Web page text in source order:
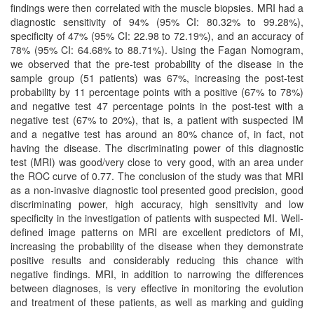
findings were then correlated with the muscle biopsies. MRI had a
diagnostic sensitivity of 94% (95% CI: 80.32% to 99.28%),
specificity of 47% (95% CI: 22.98 to 72.19%), and an accuracy of
78% (95% CI: 64.68% to 88.71%). Using the Fagan Nomogram,
we observed that the pre-test probability of the disease in the
sample group (51 patients) was 67%, increasing the post-test
probability by 11 percentage points with a positive (67% to 78%)
and negative test 47 percentage points in the post-test with a
negative test (67% to 20%), that is, a patient with suspected IM
and a negative test has around an 80% chance of, in fact, not
having the disease. The discriminating power of this diagnostic
test (MRI) was good/very close to very good, with an area under
the ROC curve of 0.77. The conclusion of the study was that MRI
as a non-invasive diagnostic tool presented good precision, good
discriminating power, high accuracy, high sensitivity and low
specificity in the investigation of patients with suspected MI. Well-
defined image patterns on MRI are excellent predictors of MI,
increasing the probability of the disease when they demonstrate
positive results and considerably reducing this chance with
negative findings. MRI, in addition to narrowing the differences
between diagnoses, is very effective in monitoring the evolution
and treatment of these patients, as well as marking and guiding